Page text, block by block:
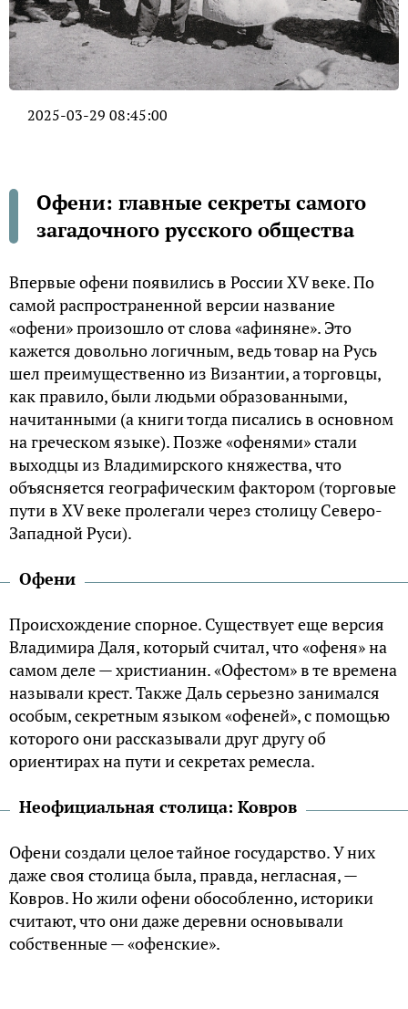
2025-03-29 08:45:00
Офени: главные секреты самого
загадочного русского общества
Впервые офени появились в России XV веке. По
самой распространенной версии название
«офени» произошло от слова «афиняне». Это
кажется довольно логичным, ведь товар на Русь
шел преимущественно из Византии, а торговцы,
как правило, были людьми образованными,
начитанными (а книги тогда писались в основном
на греческом языке). Позже «офенями» стали
выходцы из Владимирского княжества, что
объясняется географическим фактором (торговые
пути в XV веке пролегали через столицу Северо-
Западной Руси).
Офени
Происхождение спорное. Существует еще версия
Владимира Даля, который считал, что «офеня» на
самом деле — христианин. «Офестом» в те времена
называли крест. Также Даль серьезно занимался
особым, секретным языком «офеней», с помощью
которого они рассказывали друг другу об
ориентирах на пути и секретах ремесла.
Неофициальная столица: Ковров
Офени создали целое тайное государство. У них
даже своя столица была, правда, негласная, —
Ковров. Но жили офени обособленно, историки
считают, что они даже деревни основывали
собственные — «офенские».